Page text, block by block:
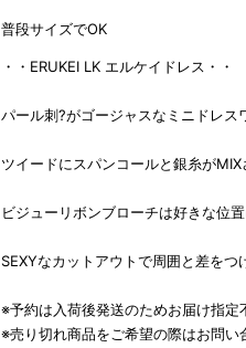
普段サイズでOK
・・ERUKEI LK エルケイドレス・・
パール刺?がゴージャスなミニドレス
ツイードにスパンコールと銀糸が
ビジューリボンブローチは好きな位置
SEXYなカットアウトで周囲と差をつ
※予約は入荷後発送のためお届け指定
※売り切れ商品をご希望の際はお問い